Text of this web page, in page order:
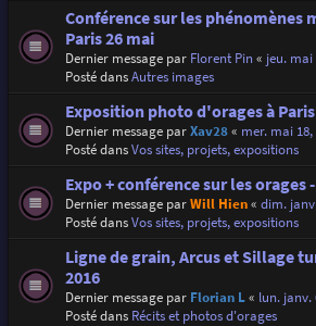
Conférence sur les phénomènes
Paris 26 mai
Dernier message par Florent Pin« jeu. mai
Posté dansAutres images
Exposition photo d'orages à Paris
Dernier message parXav28« mer. mai 18,
Posté dansVos sites, projets, expositions
Expo + conférence sur les orages
Dernier message parWill Hien« dim.
Posté dansVos sites, projets, expositions
Ligne de grain, Arcus et Sillage
2016
Dernier message par Florian L« lun. janv.
Posté dans Récits et photos d'orages